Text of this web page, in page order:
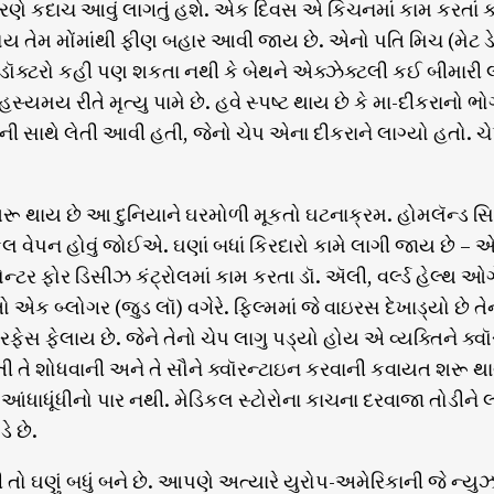
કદાચ આવું લાગતું હશે. એક દિવસ એ કિચનમાં કામ કરતાં
તેમ મોંમાંથી ફીણ બહાર આવી જાય છે. એનો પતિ મિચ (મેટ
કહી પણ શકતા નથી કે બેથને એક્ઝેક્ટલી કઈ બીમારી
રીતે મૃત્યુ પામે છે. હવે સ્પષ્ટ થાય છે કે મા-દીકરાનો
સાથે લેતી આવી હતી, જેનો ચેપ એના દીકરાને લાગ્યો
છે આ દુનિયાને ઘરમોળી મૂકતો ઘટનાક્રમ. હોમલૅન્ડ
વેપન હોવું જોઈએ. ઘણાં બધાં કિરદારો કામે લાગી જાય છે
ફોર ડિસીઝ કંટ્રોલમાં કામ કરતા ડૉ. ઍલી, વર્લ્ડ હેલ્થ
એક બ્લોગર (જુડ લૉ) વગેરે. ફિલ્મમાં જે વાઇરસ દેખાડ્યો છે
ફેલાય છે. જેને તેનો ચેપ લાગુ પડ્યો હોય એ વ્યક્તિને
તે શોધવાની અને તે સૌને ક્વૉરન્ટાઇન કરવાની કવાયત શરૂ
પાર નથી. મેડિકલ સ્ટોરોના કાચના દરવાજા
છે.
તો ઘણું બધું બને છે. આપણે અત્યારે યુરોપ-અમેરિકાની જે